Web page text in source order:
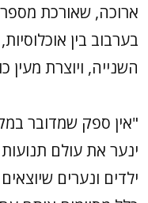
ארוכה, שאורכת
בערבוב בין
השנייה, ויוצרת
"אין ספק שמדובר
ינער את עולם
ילדים ונערים